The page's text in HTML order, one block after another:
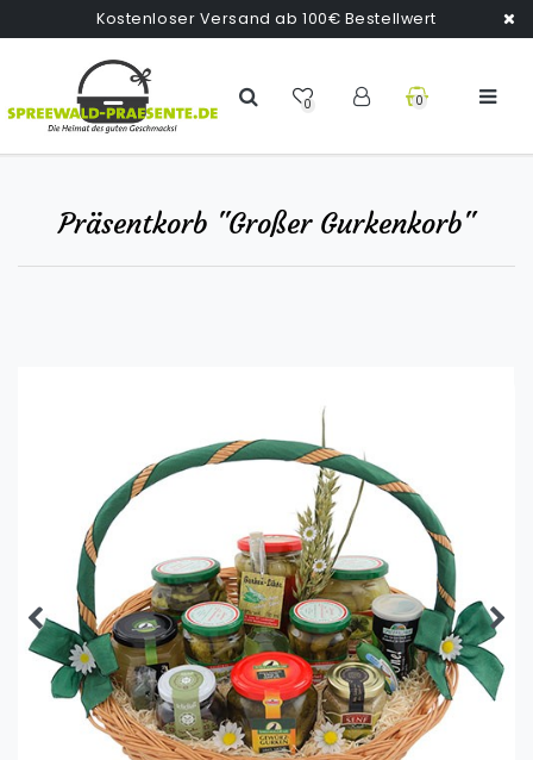
Kostenloser Versand ab 100€ Bestellwert
0 0
Präsentkorb "Großer Gurkenkorb"